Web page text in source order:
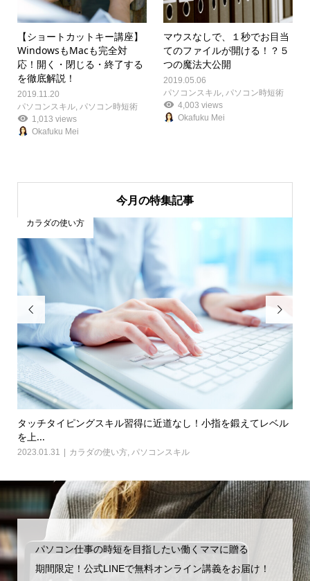
【ショートカットキー講座】
WindowsもMacも完全対
応！ 開く・閉じる・終了する
を徹底解説！
2019.11.20
パソコンスキル, パソコン時短術
1,013 views
Okafuku Mei
マウスなしで、１秒でお目当
てのファイルが開ける！？５
つの魔法大公開
2019.05.06
パソコンスキル パソコン時短術
4,003 views
Okafuku Mei
今月の特集記事

タッチタイピングスキル習得に近道なし！小指を鍛えてレベル
を上...
2023.01.31 カラダの使い方, パソコンスキル
カラダの使い方

パソコン仕事の時短を目指したい働くママに贈る
期間限定！公式LINEで無料オンライン講義をお届け！